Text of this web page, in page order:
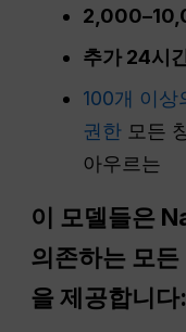
추가 24시
100개 이상
권한 모든
아우르는
이 모델들은
의존하는 모
을 제공합니다: